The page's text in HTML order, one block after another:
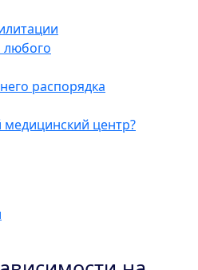
любого
распорядка
медицинский центр?